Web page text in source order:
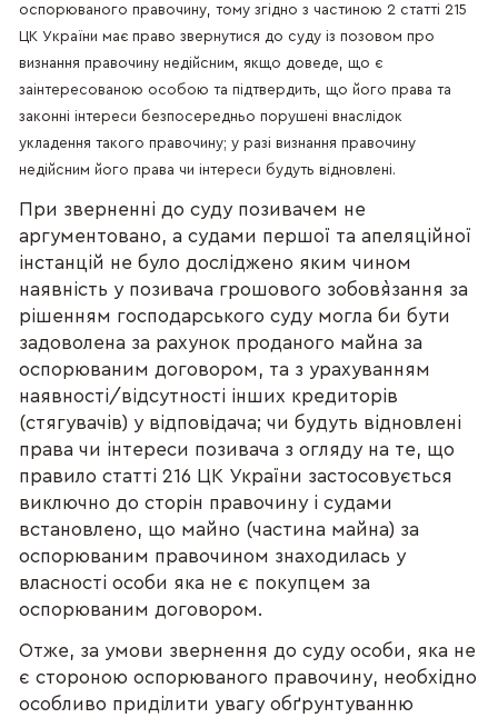
оспорюваного правочину, тому згідно з частиною 2 статті 215
ЦК України має право звернутися до суду із позовом про
визнання правочину недійсним, якщо доведе, що є
заінтересованою особою та підтвердить, що його права та
законні інтереси безпосередньо порушені внаслідок
укладення такого правочину; у разі визнання правочину
недійсним його права чи інтереси будуть відновлені.
При зверненні до суду позивачем не
аргументовано, а судами першої та апеляційної
інстанцій не було досліджено яким чином
наявність у позивача грошового зобов`язання за
рішенням господарського суду могла би бути
задоволена за рахунок проданого майна за
оспорюваним договором, та з урахуванням
наявності/відсутності інших кредиторів
(стягувачів) у відповідача; чи будуть відновлені
права чи інтереси позивача з огляду на те, що
правило статті 216 ЦК України застосовується
виключно до сторін правочину і судами
встановлено, що майно (частина майна) за
оспорюваним правочином знаходилась у
власності особи яка не є покупцем за
оспорюваним договором.
Отже, за умови звернення до суду особи, яка не
є стороною оспорюваного правочину, необхідно
особливо приділити увагу обґрунтуванню